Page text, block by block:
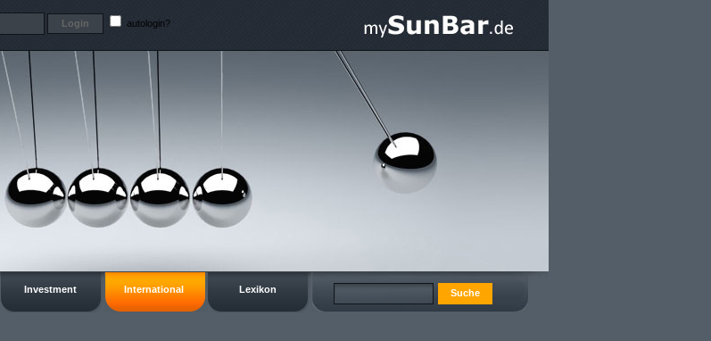
autologin?
Investment International Lexikon